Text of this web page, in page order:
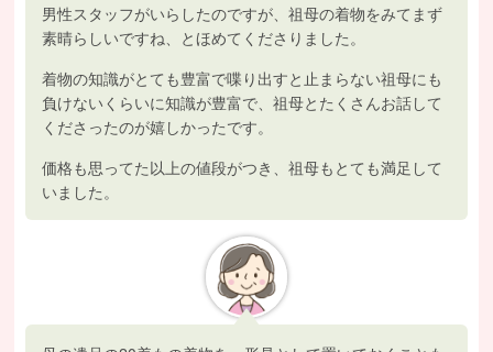
男性スタッフがいらしたのですが、祖母の着物をみてまず
素晴らしいですね、とほめてくださりました。
着物の知識がとても豊富で喋り出すと止まらない祖母にも
負けないくらいに知識が豊富で、祖母とたくさんお話して
くださったのが嬉しかったです。
価格も思ってた以上の値段がつき、祖母もとても満足して
いました。